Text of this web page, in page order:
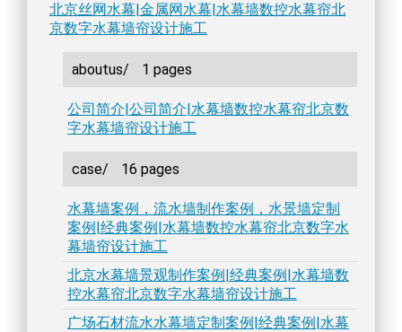
北京丝网水幕|金属网水幕|水幕墙数控水幕帘北
京数字水幕墙帘设计施工
aboutus/ 1 pages
公司简介|公司简介|水幕墙数控水幕帘北京数
字水幕墙帘设计施工
case/ 16 pages
水幕墙案例，流水墙制作案例，水景墙定制
案例|经典案例|水幕墙数控水幕帘北京数字水
幕墙帘设计施工
北京水幕墙景观制作案例|经典案例|水幕墙数
控水幕帘北京数字水幕墙帘设计施工
广场石材流水水幕墙定制案例|经典案例|水幕